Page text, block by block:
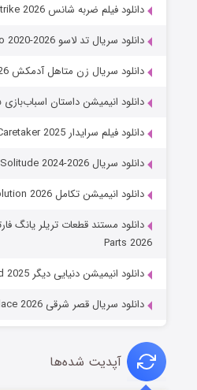
دانلود فیلم ضربه شانس Lucky Strike 2026
دانلود سریال تد لاسو Ted Lasso 2020-2026
دانلود سریال زن متاهل آدمکش A Bona Fide Killer 2026
دانلود انیمیشن داستان اسباب‌بازی ۵ Toy Story 5 (2026)
دانلود فیلم سرایدار The Caretaker 2025
دانلود سریال One Hundred Years of Solitude 2024-2026
دانلود انیمیشن تکامل Evolution 2026
Parts 2026
دانلود انیمیشن دنیایی دیگر Another World 2025
دانلود سریال قصر شرقی The East Palace 2026
آپدیت شده‌ها